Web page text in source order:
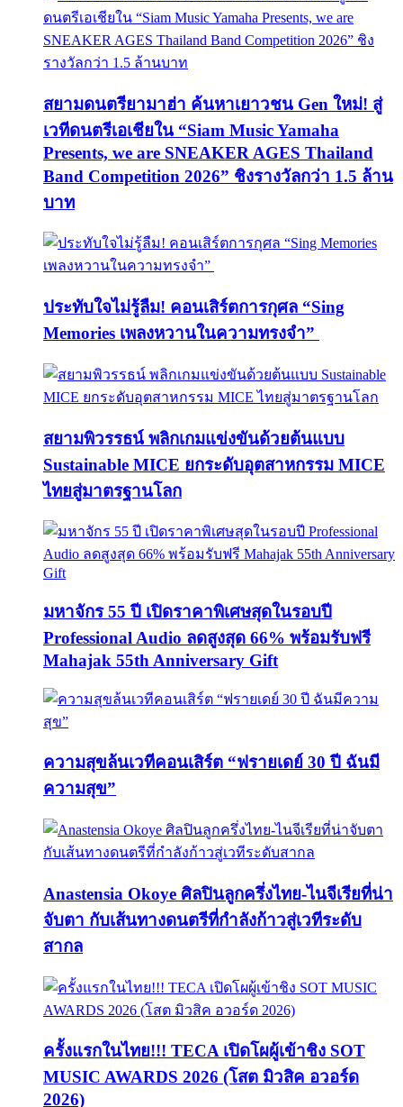
สยามดนตรียามาฮ่า ค้นหาเยาวชน Gen ใหม่! สู่
เวทีดนตรีเอเชียใน “Siam Music Yamaha
Presents, we are SNEAKER AGES Thailand
Band Competition 2026” ชิงรางวัลกว่า 1.5 ล้าน
บาท
ประทับใจไม่รู้ลืม! คอนเสิร์ตการกุศล “Sing
Memories เพลงหวานในความทรงจำ”
สยามพิวรรธน์ พลิกเกมแข่งขันด้วยต้นแบบ
Sustainable MICE ยกระดับอุตสาหกรรม MICE
ไทยสู่มาตรฐานโลก
มหาจักร 55 ปี เปิดราคาพิเศษสุดในรอบปี
Professional Audio ลดสูงสุด 66% พร้อมรับฟรี
Mahajak 55th Anniversary Gift
ความสุขล้นเวทีคอนเสิร์ต “ฟรายเดย์ 30 ปี ฉันมี
ความสุข”
Anastensia Okoye ศิลปินลูกครึ่งไทย-ไนจีเรียที่น่า
จับตา กับเส้นทางดนตรีที่กำลังก้าวสู่เวทีระดับ
สากล
ครั้งแรกในไทย!!! TECA เปิดโผผู้เข้าชิง SOT
MUSIC AWARDS 2026 (โสต มิวสิค อวอร์ด
2026)